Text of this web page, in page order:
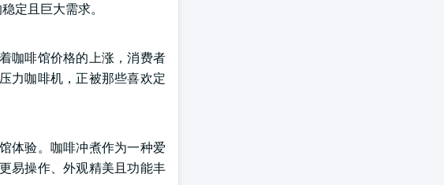
定且巨大需求。
咖啡馆价格的上涨，消费者
力咖啡机，正被那些喜欢定
体验。咖啡冲煮作为一种爱
易操作、外观精美且功能丰